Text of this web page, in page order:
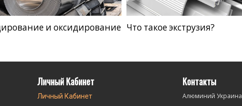
и оксидирование Что такое экструзия?
Личный Кабинет
Личный Кабинет
Контакты
Алюминий Украина